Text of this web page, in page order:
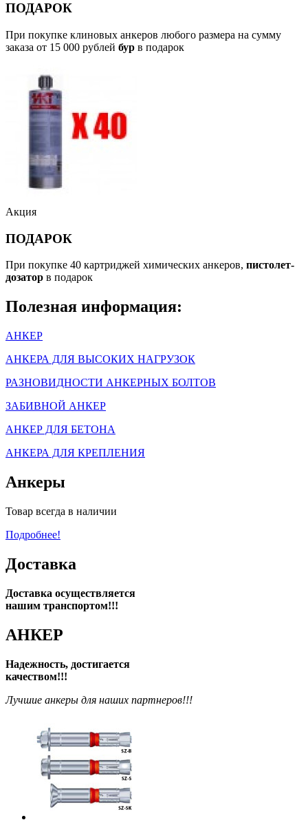
ПОДАРОК
При покупке клиновых анкеров любого размера на сумму
заказа от 15 000 рублей бур в подарок
Акция
ПОДАРОК
При покупке 40 картриджей химических анкеров, пистолет-
дозатор в подарок
Полезная информация:
АНКЕР
АНКЕРА ДЛЯ ВЫСОКИХ НАГРУЗОК
РАЗНОВИДНОСТИ АНКЕРНЫХ БОЛТОВ
ЗАБИВНОЙ АНКЕР
АНКЕР ДЛЯ БЕТОНА
АНКЕРА ДЛЯ КРЕПЛЕНИЯ
Анкеры
Товар всегда в наличии
Подробнее!
Доставка
Доставка осуществляется
нашим транспортом!!!
АНКЕР
Надежность, достигается
качеством!!!
Лучшие анкеры для наших партнеров!!!